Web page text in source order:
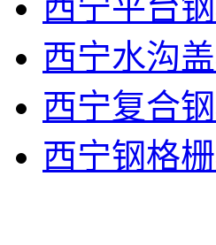
西宁平台
西宁水沟
西宁复合
西宁钢格